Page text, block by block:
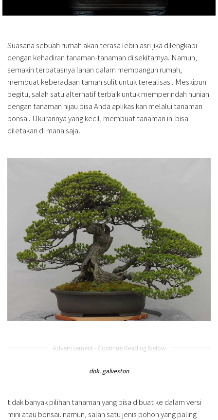
Suasana sebuah rumah akan terasa lebih asri jika dilengkapi
dengan kehadiran tanaman-tanaman di sekitarnya. Namun,
semakin terbatasnya lahan dalam membangun rumah,
membuat keberadaan taman sulit untuk terealisasi. Meskipun
begitu, salah satu alternatif terbaik untuk memperindah hunian
dengan tanaman hijau bisa Anda aplikasikan melalui tanaman
bonsai. Ukurannya yang kecil, membuat tanaman ini bisa
diletakan di mana saja.
Advertisement - Continue Reading Below
dok. galveston
tidak banyak pilihan tanaman yang bisa dibuat ke dalam versi
mini atau bonsai. namun, salah satu jenis pohon yang paling